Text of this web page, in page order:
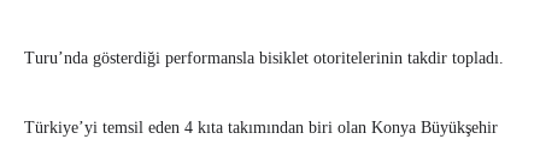
Turu’nda gösterdiği performansla bisiklet otoritelerinin takdir topladı.
Türkiye’yi temsil eden 4 kıta takımından biri olan Konya Büyükşehir